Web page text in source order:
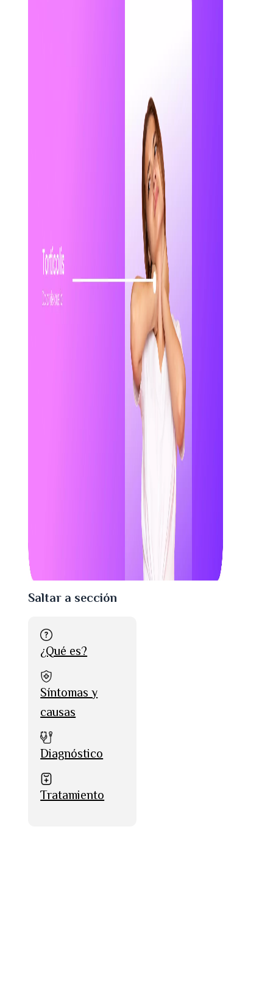
Saltar a sección
¿Qué es?
Síntomas y
causas
Diagnóstico
Tratamiento